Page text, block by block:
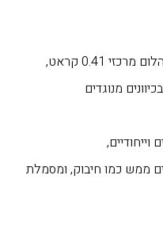
0.41 קראט,
מנוגדים
ממש כמו חיבוק, ומסמלת